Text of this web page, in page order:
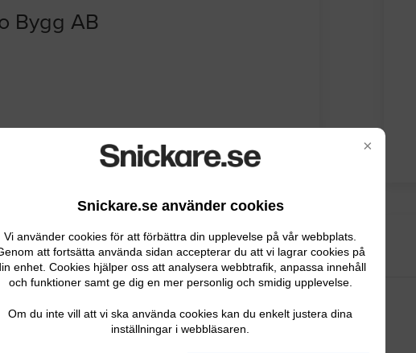
×
Snickare.se använder cookies
Vi använder cookies för att förbättra din upplevelse på vår webbplats.
att fortsätta använda sidan accepterar du att vi lagrar cookies på
enhet. Cookies hjälper oss att analysera webbtrafik, anpassa innehåll
och funktioner samt ge dig en mer personlig och smidig upplevelse.
Om du inte vill att vi ska använda cookies kan du enkelt justera dina
inställningar i webbläsaren.
Bygg AB
FÖRETAG